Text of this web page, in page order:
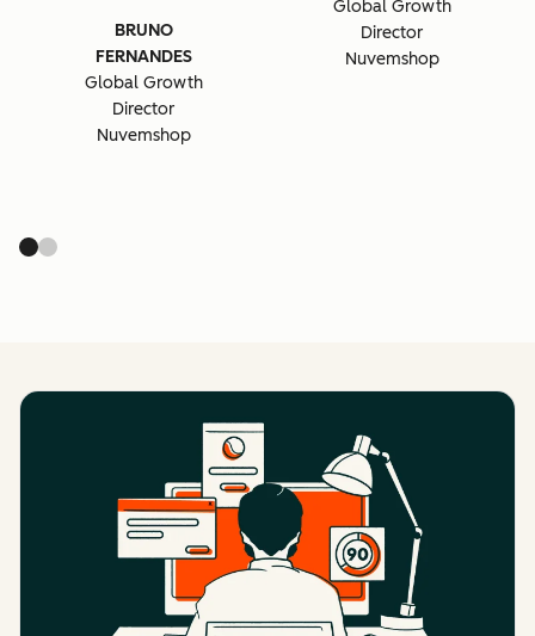
BRUNO
FERNANDES
Global Growth
Director
Nuvemshop
Global Growth
Director
Nuvemshop